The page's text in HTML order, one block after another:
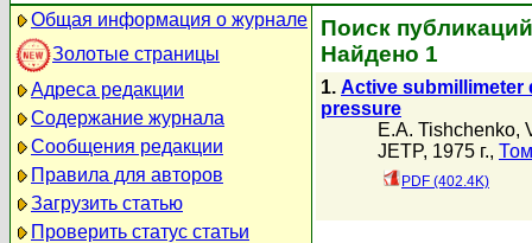
Общая информация о журнале
Золотые страницы
Адреса редакции
Содержание журнала
Сообщения редакции
Правила для авторов
Загрузить статью
Проверить статус статьи
Поиск
Найдено 1
1. Active submillimeter
pressure
E.A. Tishchenko,
JETP, 1975 г.,
PDF (402.4K)